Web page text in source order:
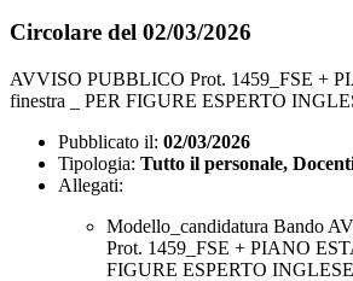
Circolare del 02/03/2026
AVVISO PUBBLICO Prot. 1459_FSE +
finestra _ PER FIGURE ESPERTO
Pubblicato il: 02/03/2026
Tipologia: Tutto il personale,
Allegati:
Modello_candidatura Bando
Prot. 1459_FSE + PIANO
FIGURE ESPERTO